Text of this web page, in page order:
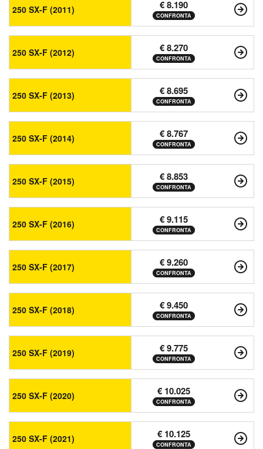
250 SX-F (2011) € 8.190
CONFRONTA
250 SX-F (2012) € 8.270
CONFRONTA
250 SX-F (2013) € 8.695
CONFRONTA
250 SX-F (2014) € 8.767
CONFRONTA
250 SX-F (2015) € 8.853
CONFRONTA
250 SX-F (2016) € 9.115
CONFRONTA
250 SX-F (2017) € 9.260
CONFRONTA
250 SX-F (2018) € 9.450
CONFRONTA
250 SX-F (2019) € 9.775
CONFRONTA
250 SX-F (2020) € 10.025
CONFRONTA
250 SX-F (2021) € 10.125
CONFRONTA